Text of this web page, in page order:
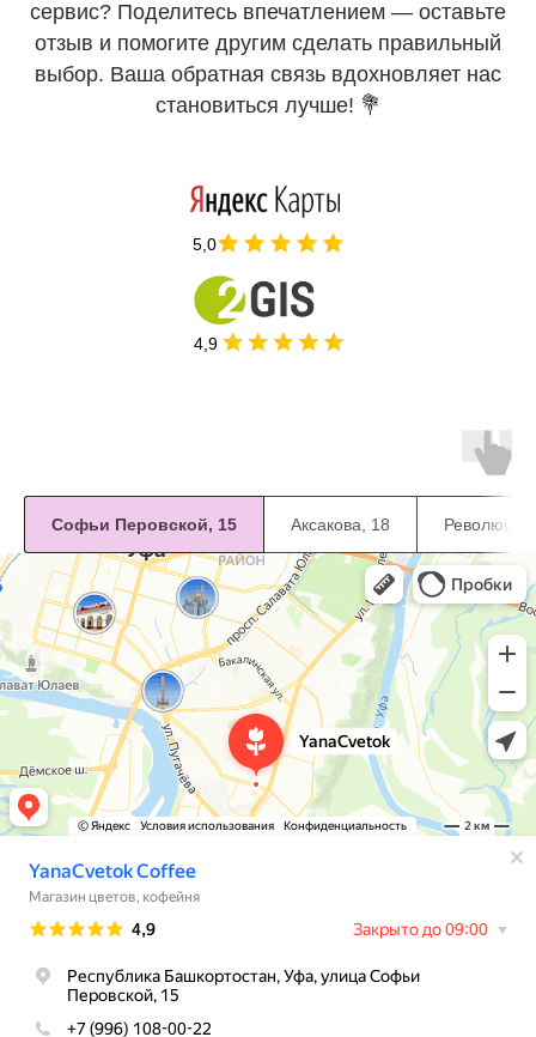
сервис? Поделитесь впечатлением — оставьте
отзыв и помогите другим сделать правильный
выбор. Ваша обратная связь вдохновляет нас
становиться лучше! 💐
5,0
4,9
Софьи Перовской, 15 Аксакова, 18